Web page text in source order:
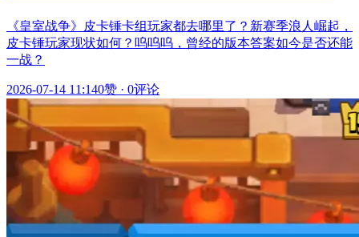
《皇室战争》皮卡锤卡组玩家都去哪里了？新赛季浪人崛起，
皮卡锤玩家现状如何？呜呜呜，曾经的版本答案如今是否还能
一战？
2026-07-14 11:140赞 · 0评论